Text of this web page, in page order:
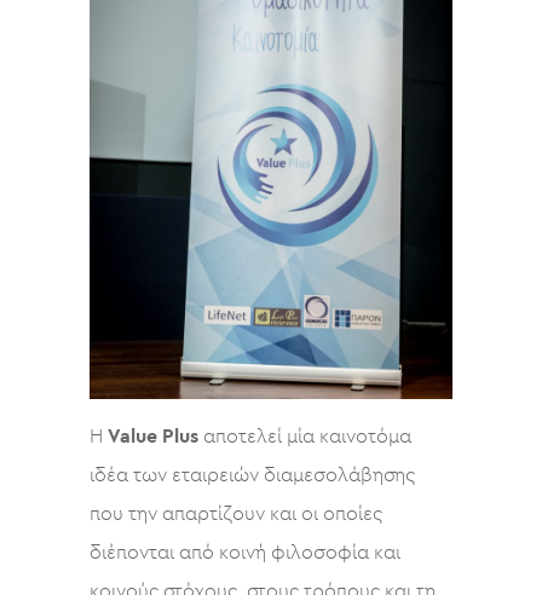
Η Value Plus αποτελεί μία καινοτόμα
ιδέα των εταιρειών διαμεσολάβησης
που την απαρτίζουν και οι οποίες
διέπονται από κοινή φιλοσοφία και